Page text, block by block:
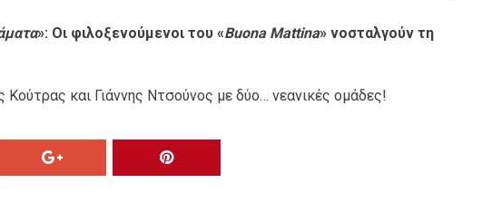
»: Οι φιλοξενούμενοι του «Buona Mattina» νοσταλγούν τη
και Γιάννης Ντσούνος με δύο… νεανικές ομάδες!